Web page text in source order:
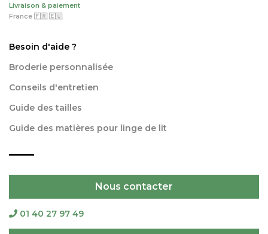
Livraison & paiement
France 🇫🇷 🇪🇺
Besoin d'aide ?
Broderie personnalisée
Conseils d'entretien
Guide des tailles
Guide des matières pour linge de lit
Nous contacter
01 40 27 97 49